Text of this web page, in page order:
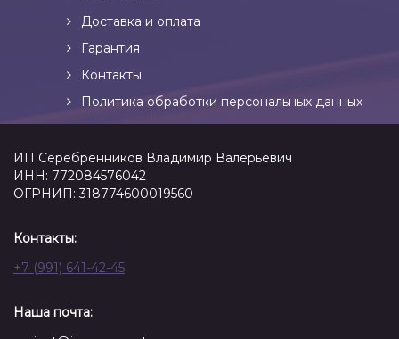
Доставка и оплата
Гарантия
Контакты
Политика обработки персональных данных
ИП Серебренников Владимир Валерьевич
ИНН: 772084576042
ОГРНИП: 318774600019560
Контакты:
+7 (991) 641-42-45
Наша почта: